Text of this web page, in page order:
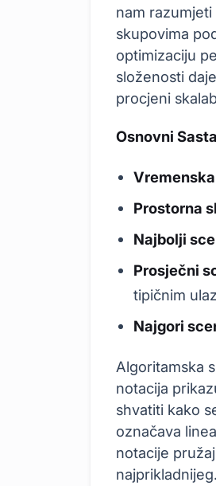
nam
skupovima
optimizaciju
složenosti
procjeni
Osnovni
Prostorna
Najbolji
Prosječni
tipičnim
Najgori
Algoritamska
notacija
shvatiti kako
označava
notacije
najprikladnijeg.